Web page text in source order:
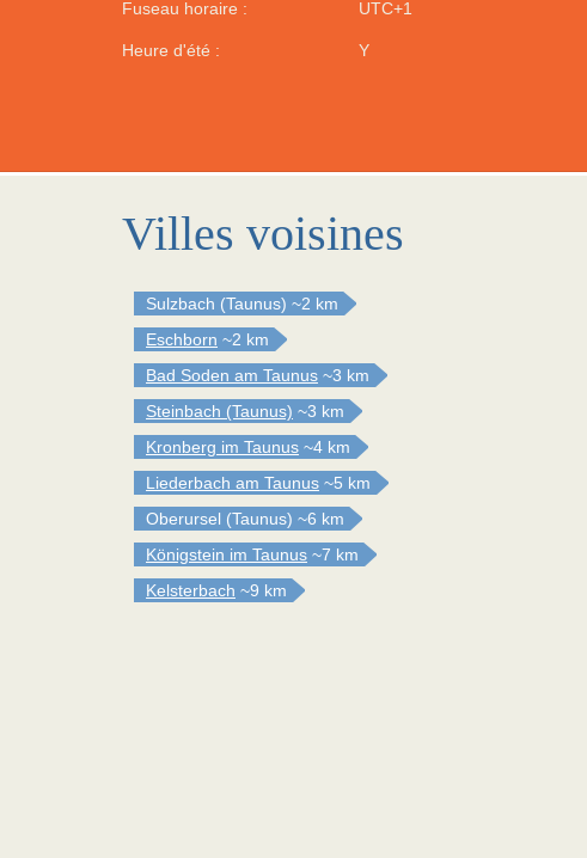
Fuseau horaire : UTC+1
Heure d'été : Y
Villes voisines
Sulzbach (Taunus) ~2 km
Eschborn ~2 km
Bad Soden am Taunus ~3 km
Steinbach (Taunus) ~3 km
Kronberg im Taunus ~4 km
Liederbach am Taunus ~5 km
Oberursel (Taunus) ~6 km
Königstein im Taunus ~7 km
Kelsterbach ~9 km